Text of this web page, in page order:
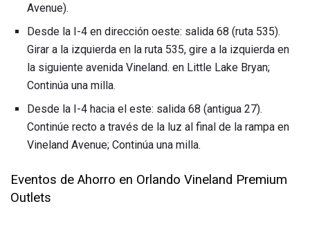
Avenue).
Desde la I-4 en dirección oeste: salida 68 (ruta 535).
Girar a la izquierda en la ruta 535, gire a la izquierda en
la siguiente avenida Vineland. en Little Lake Bryan;
Continúa una milla.
Desde la I-4 hacia el este: salida 68 (antigua 27).
Continúe recto a través de la luz al final de la rampa en
Vineland Avenue; Continúa una milla.
Eventos de Ahorro en Orlando Vineland Premium
Outlets